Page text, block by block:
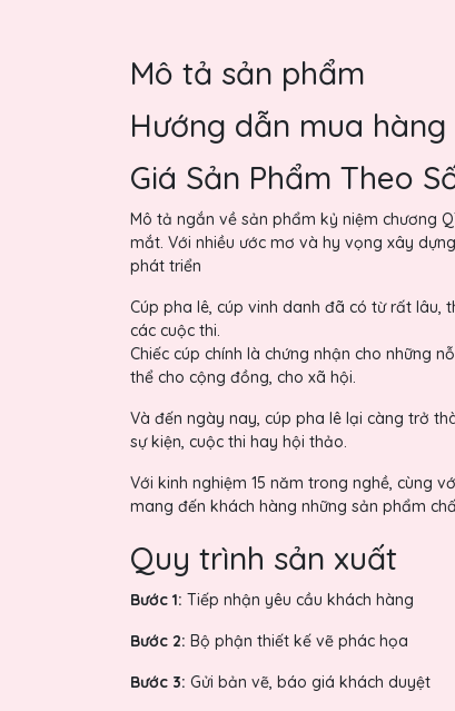
Mô tả sản phẩm
Hướng dẫn mua hàng
Giá Sản Phẩm Theo
Mô tả ngắn về sản phẩm kỷ niệm chương
mắt. Với nhiều ước mơ và hy vọng xây
phát triển
Cúp pha lê, cúp vinh danh đã có từ rất lâu,
các cuộc thi.
Chiếc cúp chính là chứng nhận cho những
thể cho cộng đồng, cho xã hội.
Và đến ngày nay, cúp pha lê lại càng trở
sự kiện, cuộc thi hay hội thảo.
Với kinh nghiệm 15 năm trong nghề, cùng
mang đến khách hàng những sản phẩm
Quy trình sản xuất
Bước 1: Tiếp nhận yêu cầu khách hàng
Bước 2: Bộ phận thiết kế vẽ phác họa
Bước 3: Gửi bản vẽ, báo giá khách duyệt